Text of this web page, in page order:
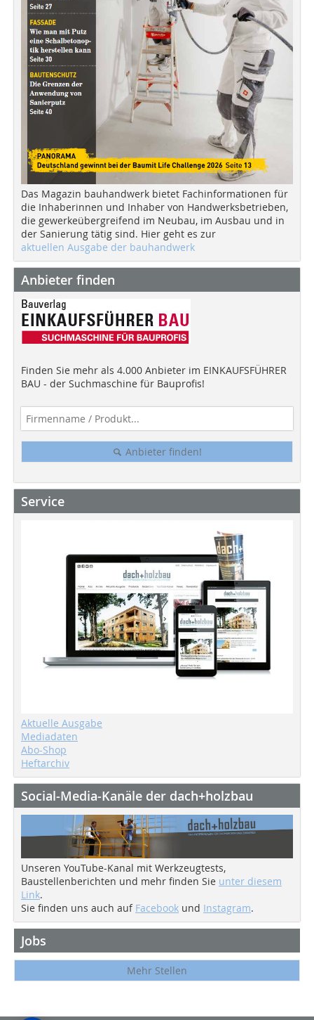
Das Magazin bauhandwerk bietet Fachinformationen für
die Inhaberinnen und Inhaber von Handwerksbetrieben,
die gewerkeübergreifend im Neubau, im Ausbau und in
der Sanierung tätig sind. Hier geht es zur
aktuellen Ausgabe der bauhandwerk
Anbieter finden
Finden Sie mehr als 4.000 Anbieter im EINKAUFSFÜHRER
BAU - der Suchmaschine für Bauprofis!
Anbieter finden!
Service
Aktuelle Ausgabe
Mediadaten
Abo-Shop
Heftarchiv
Social-Media-Kanäle der dach+holzbau
Unseren YouTube-Kanal mit Werkzeugtests,
Baustellenberichten und mehr finden Sie unter diesem
Link.
Sie finden uns auch auf Facebook und Instagram.
Jobs
Mehr Stellen